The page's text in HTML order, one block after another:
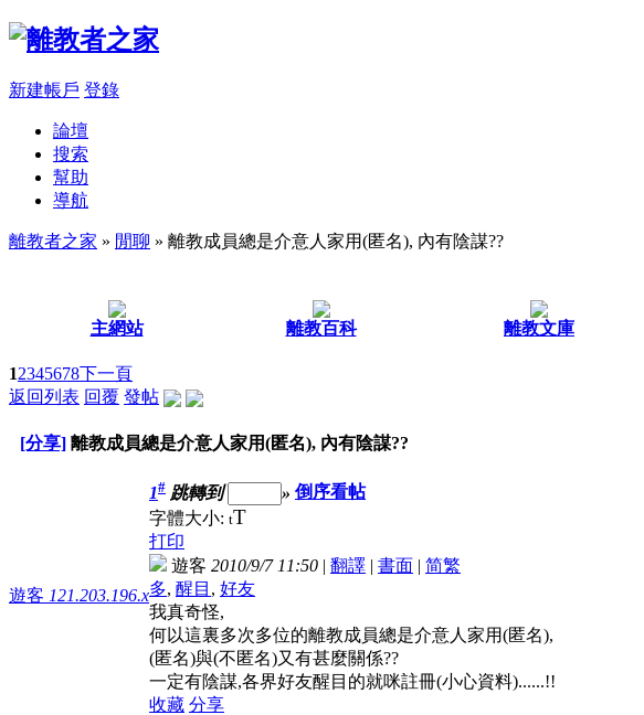
新建帳戶 登錄
論壇
搜索
幫助
導航
離教者之家 » 閒聊 » 離教成員總是介意人家用(匿名), 內有陰謀??
主網站 離教百科 離教文庫
12345678下一頁
返回列表 回覆 發帖
[分享] 離教成員總是介意人家用(匿名), 內有陰謀??
遊客 121.203.196.x
1# 跳轉到 » 倒序看帖
字體大小: tT
打印
遊客 2010/9/7 11:50 | 翻譯 | 書面 | 简繁
多, 醒目 , 好友
我真奇怪,
何以這裏多次多位的離教成員總是介意人家用(匿名),
(匿名)與(不匿名)又有甚麼關係??
一定有陰謀,各界好友醒目的就咪註冊(小心資料)......!!
收藏 分享